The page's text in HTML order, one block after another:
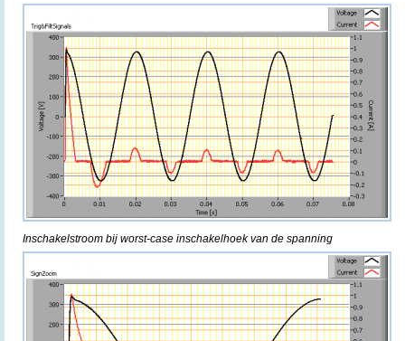
Inschakelstroom bij worst-case inschakelhoek van de spanning